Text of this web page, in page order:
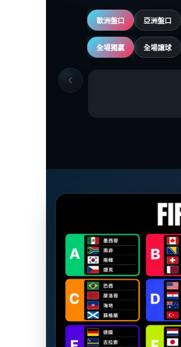
歐洲盤口 亞洲盤口
全場獨贏 全場讓球